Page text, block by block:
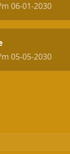
06-01-2030
05-05-2030